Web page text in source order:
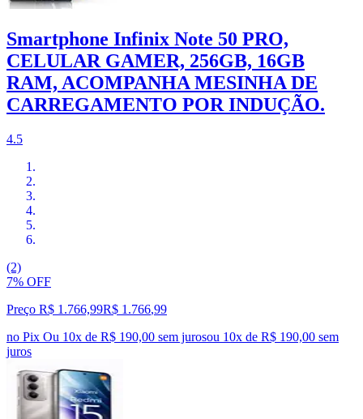
Smartphone Infinix Note 50 PRO,
CELULAR GAMER, 256GB, 16GB
RAM, ACOMPANHA MESINHA DE
CARREGAMENTO POR INDUÇÃO.
4.5
(2)
7% OFF
Preço R$ 1.766,99R$ 1.766,99
no Pix Ou 10x de R$ 190,00 sem jurosou 10x de R$ 190,00 sem
juros